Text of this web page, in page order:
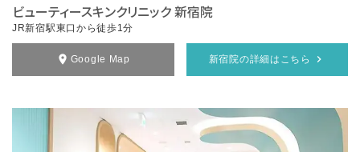
ビューティースキンクリニック 新宿院
JR新宿駅東口から徒歩1分
Google Map 新宿院の詳細はこちら